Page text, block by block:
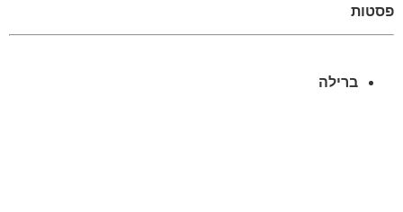
פסטות
ברילה